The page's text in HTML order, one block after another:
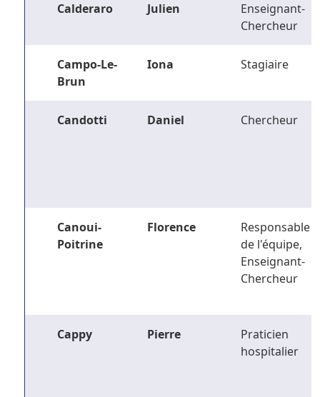
Calderaro Julien
Enseignant-
Chercheur
Campo-Le-
Brun
Iona Stagiaire
Candotti Daniel Chercheur
Canoui-
Poitrine
Florence
Responsable
de l'équipe,
Enseignant-
Chercheur
Cappy Pierre
Praticien
hospitalier